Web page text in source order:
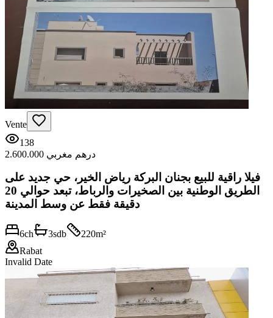
Vente
138
2.600.000 درهم مغربي
فيلا راقية للبيع بجنان البركة رياض الخير، حي جديد على
الطريق الوطنية بين الصخيرات والرباط، تبعد حوالي 20
دقيقة فقط عن وسط المدينة
6ch 3sdb 220m²
Rabat
Invalid Date